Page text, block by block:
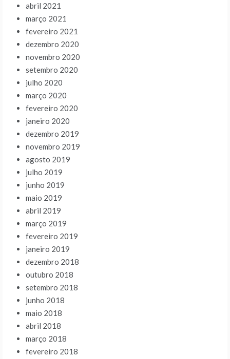
abril 2021
março 2021
fevereiro 2021
dezembro 2020
novembro 2020
setembro 2020
julho 2020
março 2020
fevereiro 2020
janeiro 2020
dezembro 2019
novembro 2019
agosto 2019
julho 2019
junho 2019
maio 2019
abril 2019
março 2019
fevereiro 2019
janeiro 2019
dezembro 2018
outubro 2018
setembro 2018
junho 2018
maio 2018
abril 2018
março 2018
fevereiro 2018